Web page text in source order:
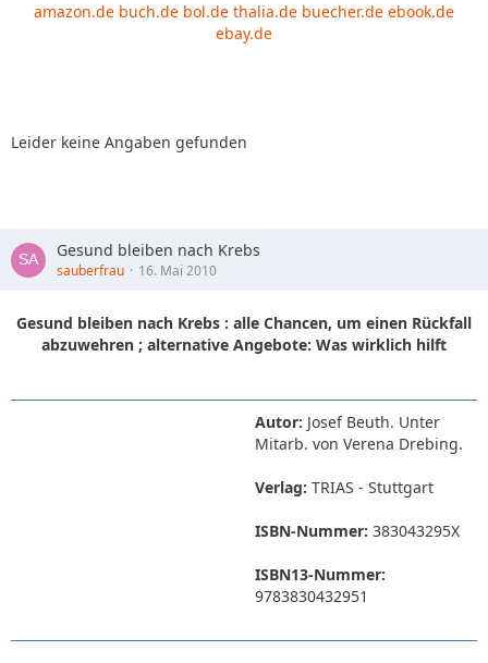
amazon.de buch.de bol.de thalia.de buecher.de ebook.de
ebay.de
Leider keine Angaben gefunden
Gesund bleiben nach Krebs
sauberfrau 16. Mai 2010
Gesund bleiben nach Krebs : alle Chancen, um einen Rückfall
abzuwehren ; alternative Angebote: Was wirklich hilft
Autor: Josef Beuth. Unter
Mitarb. von Verena Drebing.
Verlag: TRIAS - Stuttgart
ISBN-Nummer: 383043295X
ISBN13-Nummer:
9783830432951